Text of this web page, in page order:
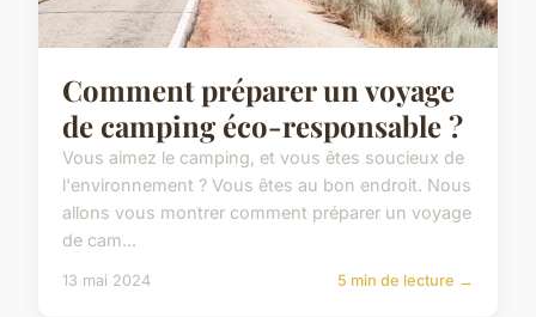
Comment préparer un voyage
de camping éco-responsable ?
Vous aimez le camping, et vous êtes soucieux de
l'environnement ? Vous êtes au bon endroit. Nous
allons vous montrer comment préparer un voyage
de cam...
13 mai 2024 5 min de lecture →